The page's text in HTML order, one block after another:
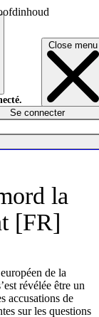
Close menu
Se connecter
la
[FR]
de la
révélée être un
accusations de
sur les questions